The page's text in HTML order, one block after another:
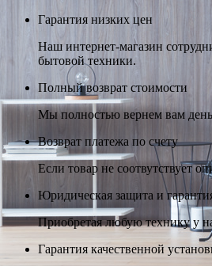
Гарантия низких цен
Наш интернет-магазин
бытовой техники.
Полный возврат стоимости
Мы полностью вернем вам
Возврат платежа по счету
Если товар не соотвутствует
Юридическая защита и
Приобретая любую технику у
Гарантия качественной